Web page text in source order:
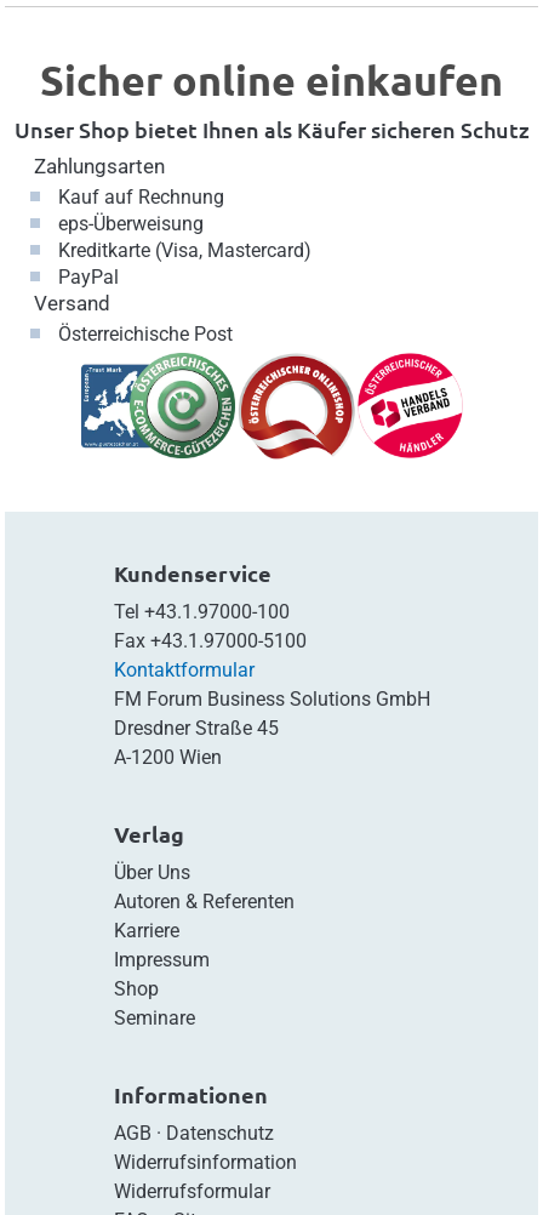
Sicher online einkaufen
Unser Shop bietet Ihnen als Käufer sicheren Schutz
Zahlungsarten
Kauf auf Rechnung
eps-Überweisung
Kreditkarte (Visa, Mastercard)
PayPal
Versand
Österreichische Post
Kundenservice
Tel +43.1.97000-100
Fax +43.1.97000-5100
Kontaktformular
FM Forum Business Solutions GmbH
Dresdner Straße 45
A-1200 Wien
Verlag
Über Uns
Autoren & Referenten
Karriere
Impressum
Shop
Seminare
Informationen
AGB · Datenschutz
Widerrufsinformation
Widerrufsformular